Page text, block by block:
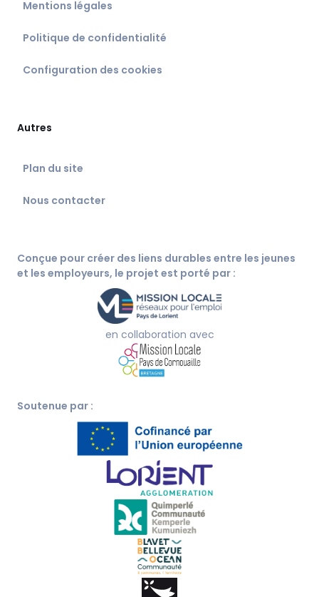
Mentions légales
Politique de confidentialité
Configuration des cookies
Autres
Plan du site
Nous contacter
Conçue pour créer des liens durables entre les jeunes
et les employeurs, le projet est porté par :
en collaboration avec
Soutenue par :